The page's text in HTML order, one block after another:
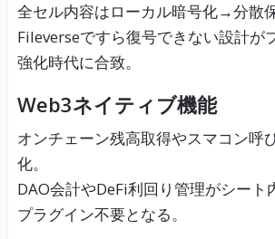
全セル内容はローカル暗号化→分散保
Fileverseですら復号できない設計が
強化時代に合致。
Web3ネイティブ機能
オンチェーン残高取得やスマコン呼
化。
DAO会計やDeFi利回り管理がシート
プラグイン不要となる。